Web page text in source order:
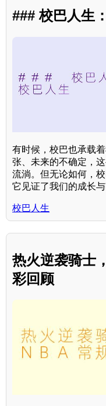
### 校巴人生
有时候，校巴也承载
张、未来的不确定，
流淌。但无论如何，
它见证了我们的成长与
校巴人生
热火逆袭骑士
彩回顾